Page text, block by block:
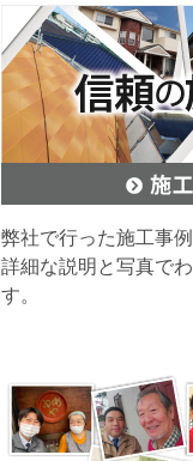
弊社で行った施工事
詳細な説明と写真で
す。